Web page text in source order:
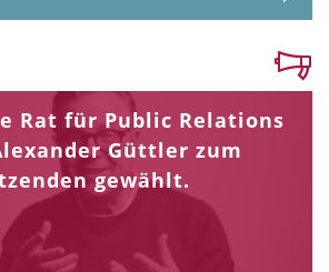
Rat für Public Relations
Güttler zum
gewählt.